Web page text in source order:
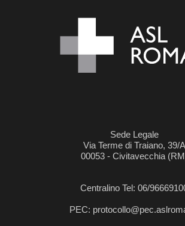
Sede Legale
Via Terme di Traiano, 39/A
00053 - Civitavecchia
Centralino Tel: 06/
PEC: